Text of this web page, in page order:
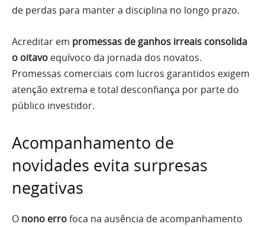
de perdas para manter a disciplina no longo prazo.
Acreditar em promessas de ganhos irreais consolida
o oitavo equívoco da jornada dos novatos.
Promessas comerciais com lucros garantidos exigem
atenção extrema e total desconfiança por parte do
público investidor.
Acompanhamento de
novidades evita surpresas
negativas
O nono errofoca na ausência de acompanhamento